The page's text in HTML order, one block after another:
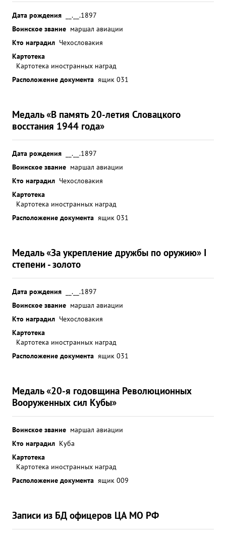
Дата рождения
__.__.1897
Воинское звание маршал авиации
Кто наградил Чехословакия
Картотека
Картотека иностранных наград
Расположение документа ящик 031
Медаль «В память 20-летия Словацкого
восстания 1944 года»
Дата рождения
__.__.1897
Воинское звание маршал авиации
Кто наградил Чехословакия
Картотека
Картотека иностранных наград
Расположение документа ящик 031
Медаль «За укрепление дружбы по оружию» I
степени - золото
Дата рождения
__.__.1897
Воинское звание маршал авиации
Кто наградил Чехословакия
Картотека
Картотека иностранных наград
Расположение документа ящик 031
Медаль «20-я годовщина Революционных
Вооруженных сил Кубы»
Воинское звание маршал авиации
Кто наградил Куба
Картотека
Картотека иностранных наград
Расположение документа ящик 009
Записи из БД офицеров ЦА МО РФ